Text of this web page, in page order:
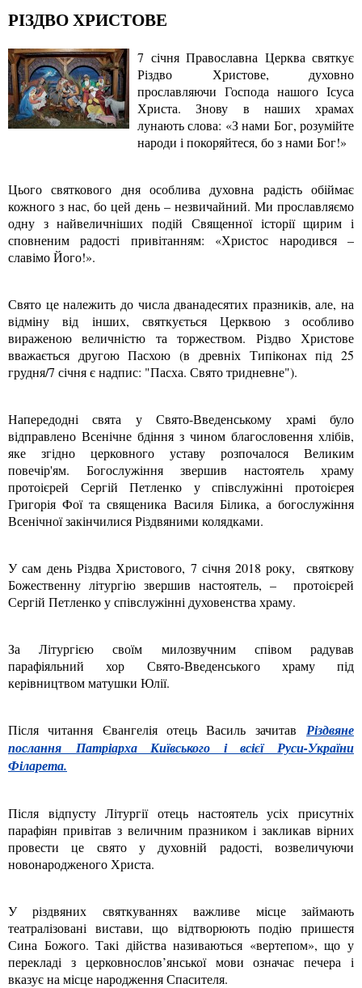
РІЗДВО ХРИСТОВЕ
7 січня Православна Церква святкує
Різдво Христове, духовно
прославляючи Господа нашого Ісуса
Христа. Знову в наших храмах
лунають слова: «З нами Бог, розумійте
народи і покоряйтеся, бо з нами Бог!»
Цього святкового дня особлива духовна радість обіймає
кожного з нас, бо цей день – незвичайний. Ми прославляємо
одну з найвеличніших подій Священної історії щирим і
сповненим радості привітанням: «Христос народився –
славімо Його!».
Свято це належить до числа дванадесятих празників, але, на
відміну від інших, святкується Церквою з особливо
вираженою величністю та торжеством. Різдво Христове
вважається другою Пасхою (в древніх Типіконах під 25
грудня/7 січня є надпис: "Пасха. Свято тридневне").
Напередодні свята у Свято-Введенському храмі було
відправлено Всенічне бдіння з чином благословення хлібів,
яке згідно церковного уставу розпочалося Великим
повечір'ям. Богослужіння звершив настоятель храму
протоієрей Сергій Петленко у співслужінні протоієрея
Григорія Фої та священика Василя Білика, а богослужіння
Всенічної закінчилися Різдвяними колядками.
У сам день Різдва Христового, 7 січня 2018 року, святкову
Божественну літургію звершив настоятель, – протоієрей
Сергій Петленко у співслужінні духовенства храму.
За Літургією своїм милозвучним співом радував
парафіяльний хор Свято-Введенського храму під
керівництвом матушки Юлії.
Після читання Євангелія отець Василь зачитав Різдвяне
послання Патріарха Київського і всієї Руси-України
Філарета.
Після відпусту Літургії отець настоятель усіх присутніх
парафіян привітав з величним празником і закликав вірних
провести це свято у духовній радості, возвеличуючи
новонародженого Христа.
У різдвяних святкуваннях важливе місце займають
театралізовані вистави, що відтворюють подію пришестя
Сина Божого. Такі дійства називаються «вертепом», що у
перекладі з церковнослов’янської мови означає печера і
вказує на місце народження Спасителя.